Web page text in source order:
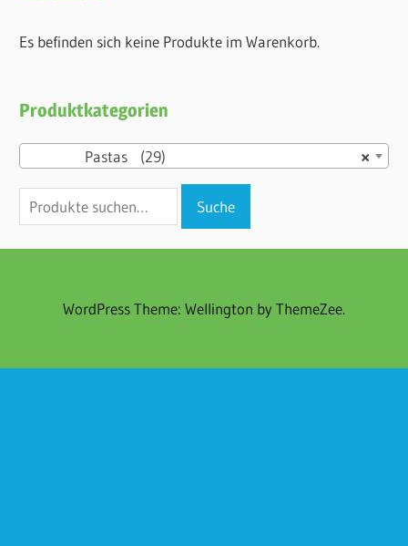
Es befinden sich keine Produkte im Warenkorb.
Produktkategorien
×
Pastas (29)
nach:
Suche
WordPress Theme: Wellington by ThemeZee.